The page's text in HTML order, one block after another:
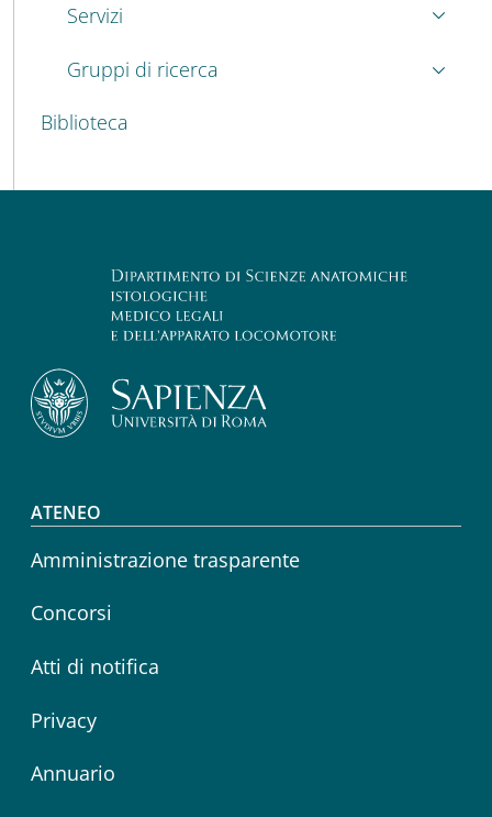
Servizi
Gruppi di ricerca
Biblioteca
Footer menu
ATENEO
Amministrazione trasparente
Concorsi
Atti di notifica
Privacy
Annuario